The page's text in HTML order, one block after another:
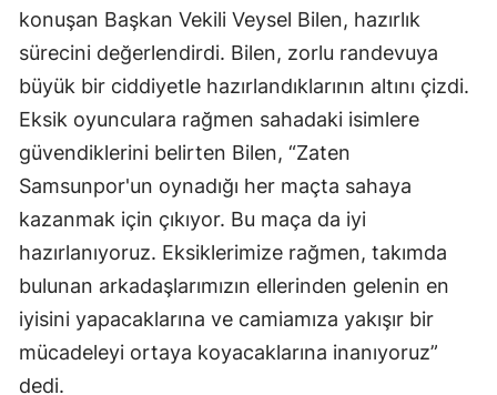
konuşan Başkan Vekili Veysel Bilen, hazırlık
sürecini değerlendirdi. Bilen, zorlu randevuya
büyük bir ciddiyetle hazırlandıklarının altını çizdi.
Eksik oyunculara rağmen sahadaki isimlere
güvendiklerini belirten Bilen, “Zaten
Samsunpor'un oynadığı her maçta sahaya
kazanmak için çıkıyor. Bu maça da iyi
hazırlanıyoruz. Eksiklerimize rağmen, takımda
bulunan arkadaşlarımızın ellerinden gelenin en
iyisini yapacaklarına ve camiamıza yakışır bir
mücadeleyi ortaya koyacaklarına inanıyoruz”
dedi.